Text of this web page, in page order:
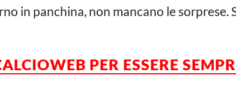
in panchina, non mancano le
PER ESSERE